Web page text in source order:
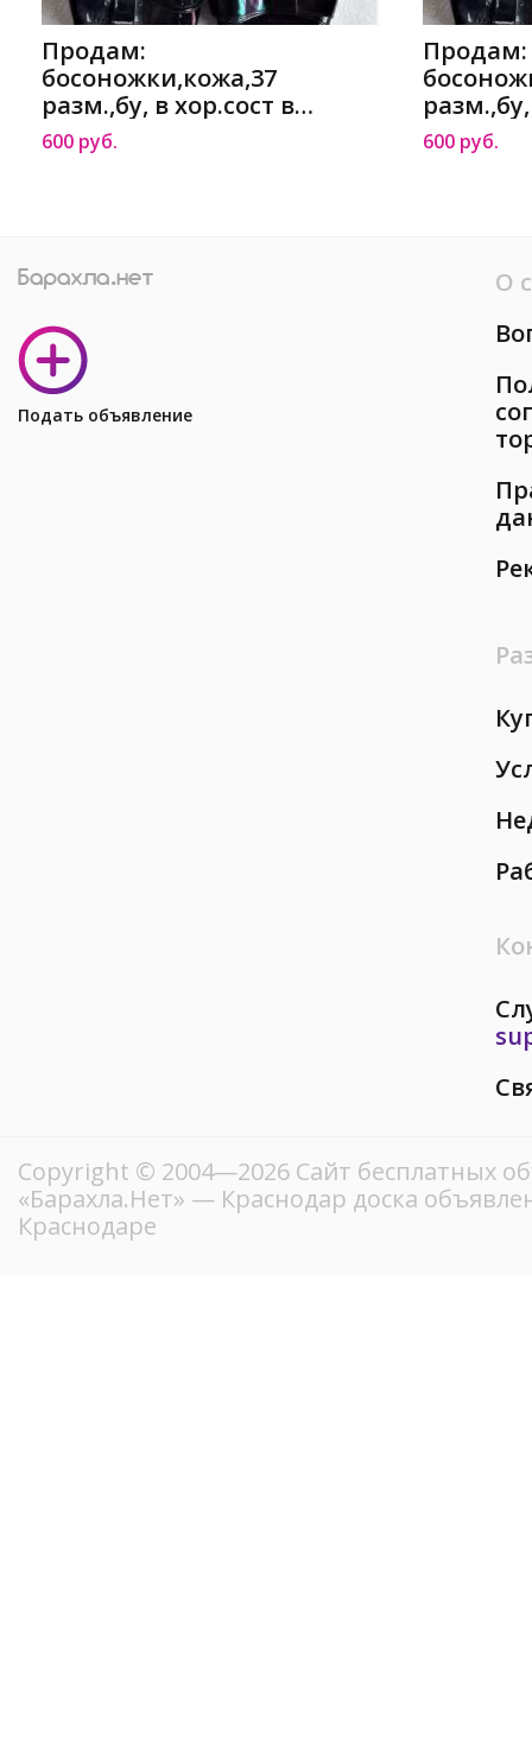
Продам:
босоножки,кожа,37
разм.,бу, в хор.сост в
Краснодаре
600 руб.
Продам:
600 руб.
Подать объявление
О
Copyright © 2004—2026 Сайт бесплатных
«Барахла.Нет» — Краснодар доска
Краснодаре